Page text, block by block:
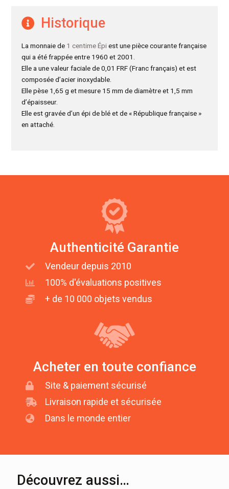
Historique
La monnaie de 1 centime Épiest une pièce courante française
qui a été frappée entre 1960 et 2001.
Elle a une valeur faciale de 0,01 FRF (Franc français) et est
composée d’acier inoxydable.
Elle pèse 1,65 g et mesure 15 mm de diamètre et 1,5 mm
d’épaisseur.
Elle est gravée d’un épi de blé et de « République française »
en attaché.
Authenticité Garantie
Vendeur depuis 2010
100% d'évaluations positives
+ de 10 000 objets vendus
Acheter en toute confiance
Site & paiement sécurisé
Livraison rapide et sécurisée
Dans le monde entier
Découvrez aussi…